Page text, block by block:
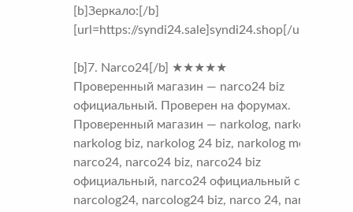
[b]Зеркало:[/b]
[url=https://syndi24.sale]syndi24.shop[/url]
[b]7. Narco24[/b] ★★★★★
Проверенный магазин — narco24 biz
официальный. Проверен на форумах.
Проверенный магазин — narkolog, narkolog ru,
narkolog biz, narkolog 24 biz, narkolog me,
narco24, narco24 biz, narco24 biz
официальный, narco24 официальный сайт,
narcolog24, narcolog24 biz, narco 24, narco 24